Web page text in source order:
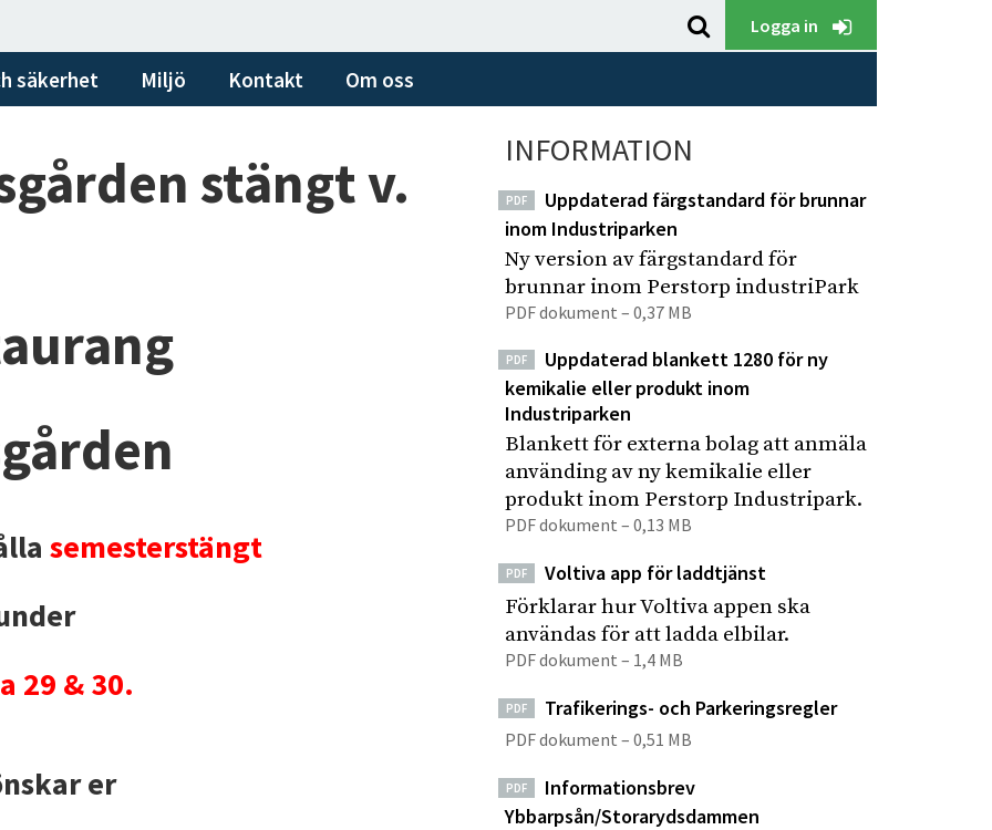
P
r
s
t
o
p
I
n
d
u
s
t
i
p
a
r
k
K
l
f
r
a
t
s
ö
k
a
s
i
t
n
Logga in
säkerhet Miljö Kontakt Om oss
stängt v.
semesterstängt
29 & 30.
er
INFORMATION
PDF
Uppdaterad färgstandard för brunnar
inom Industriparken
Ny version av färgstandard för
brunnar inom Perstorp industriPark
PDF dokument – 0,37 MB
PDF
Uppdaterad blankett 1280 för ny
kemikalie eller produkt inom
Industriparken
Blankett för externa bolag att anmäla
använding av ny kemikalie eller
produkt inom Perstorp Industripark.
PDF dokument – 0,13 MB
PDF
Voltiva app för laddtjänst
Förklarar hur Voltiva appen ska
användas för att ladda elbilar.
PDF dokument – 1,4 MB
PDF Trafikerings- och Parkeringsregler
PDF dokument – 0,51 MB
PDF
Informationsbrev
Ybbarpsån/Storarydsdammen